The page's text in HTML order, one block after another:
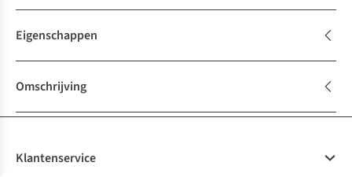
Eigenschappen
Omschrijving
Klantenservice